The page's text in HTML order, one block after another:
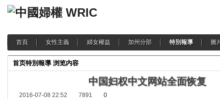
首頁 女性主義 婦女權益 加州分部 特別報導 圖
首页特別報導 浏览内容
中国妇权中文网站全面恢复
2016-07-08 22:52 7891 0